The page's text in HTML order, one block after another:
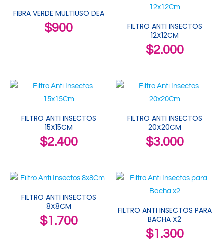
FIBRA VERDE MULTIUSO DEA
$900
FILTRO ANTI INSECTOS
12X12CM
$2.000
FILTRO ANTI INSECTOS
15X15CM
$2.400
FILTRO ANTI INSECTOS
20X20CM
$3.000
FILTRO ANTI INSECTOS
8X8CM
$1.700
FILTRO ANTI INSECTOS PARA
BACHA X2
$1.300